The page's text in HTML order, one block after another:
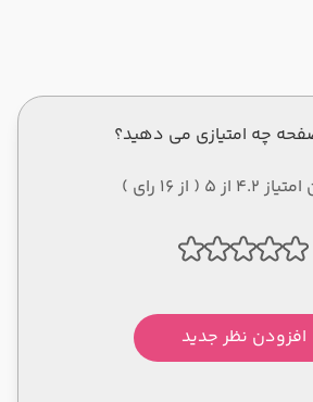
چه امتیازی می دهید؟
5 ( از 16 رای )
افزودن نظر جدید